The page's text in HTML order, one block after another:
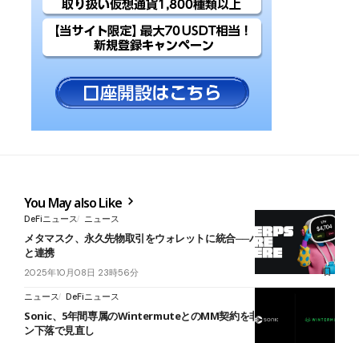
You May also Like
DeFiニュース ニュース
メタマスク、永久先物取引をウォレットに統合──ハイパーリキッド
と連携
2025年10月08日 23時56分
ニュース DeFiニュース
Sonic、5年間専属のWintermuteとのMM契約を非更新──Sトーク
ン下落で見直し